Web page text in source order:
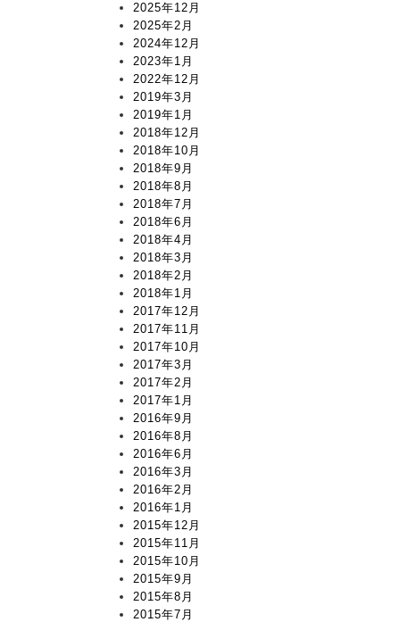
2025年12月
2025年2月
2024年12月
2023年1月
2022年12月
2019年3月
2019年1月
2018年12月
2018年10月
2018年9月
2018年8月
2018年7月
2018年6月
2018年4月
2018年3月
2018年2月
2018年1月
2017年12月
2017年11月
2017年10月
2017年3月
2017年2月
2017年1月
2016年9月
2016年8月
2016年6月
2016年3月
2016年2月
2016年1月
2015年12月
2015年11月
2015年10月
2015年9月
2015年8月
2015年7月